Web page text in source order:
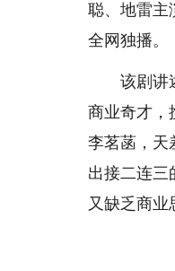
聪、地雷主
全网独播。
该剧讲述
商业奇才，
李茗菡，天
出接二连三
又缺乏商业